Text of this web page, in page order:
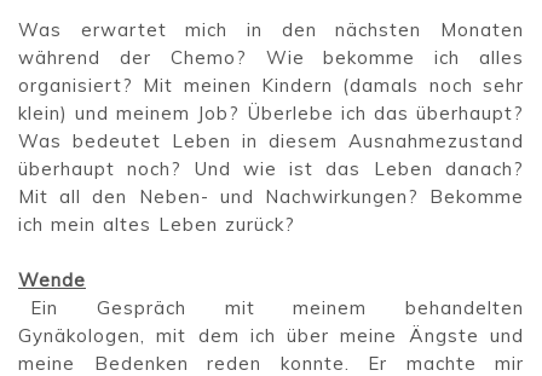
Was erwartet mich in den nächsten Monaten
während der Chemo? Wie bekomme ich alles
organisiert? Mit meinen Kindern (damals noch sehr
klein) und meinem Job? Überlebe ich das überhaupt?
Was bedeutet Leben in diesem Ausnahmezustand
überhaupt noch? Und wie ist das Leben danach?
Mit all den Neben- und Nachwirkungen? Bekomme
ich mein altes Leben zurück?
Wende
Ein Gespräch mit meinem behandelten
Gynäkologen, mit dem ich über meine Ängste und
meine Bedenken reden konnte. Er machte mir